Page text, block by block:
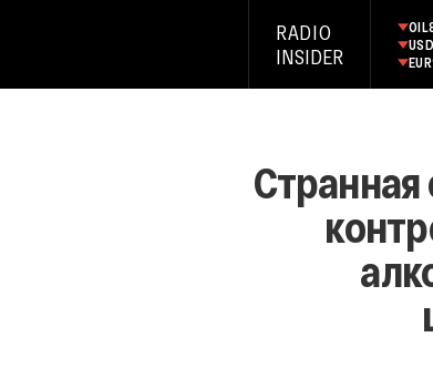
RADIO
INSIDER
OIL
USD
EUR
Странная